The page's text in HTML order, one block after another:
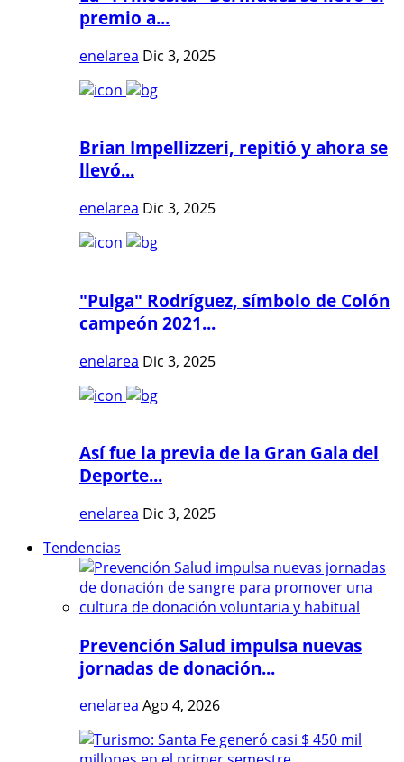
premio a...
enelarea Dic 3, 2025
Brian Impellizzeri, repitió y ahora se
llevó...
enelarea Dic 3, 2025
"Pulga" Rodríguez, símbolo de Colón
campeón 2021...
enelarea Dic 3, 2025
Así fue la previa de la Gran Gala del
Deporte...
enelarea Dic 3, 2025
Tendencias
Prevención Salud impulsa nuevas
jornadas de donación...
enelarea Ago 4, 2026